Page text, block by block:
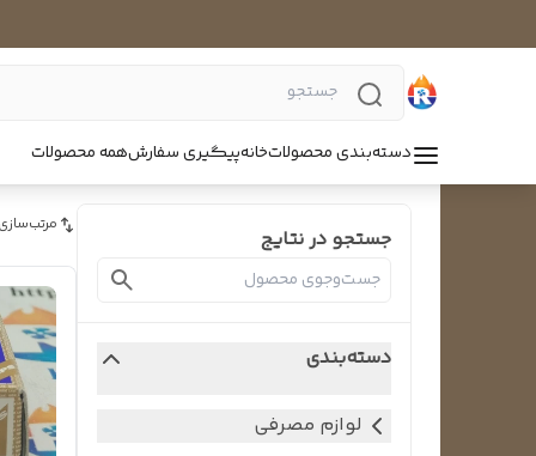
دسته‌بندی محصولاتخانهپیگیری سفارشهمه محصولات
جستجو در نتایج
دسته‌بندی
لوازم مصرفی